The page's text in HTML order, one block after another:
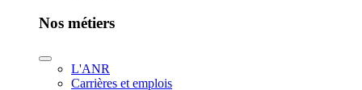
Nos métiers
L'ANR
Carrières et emplois